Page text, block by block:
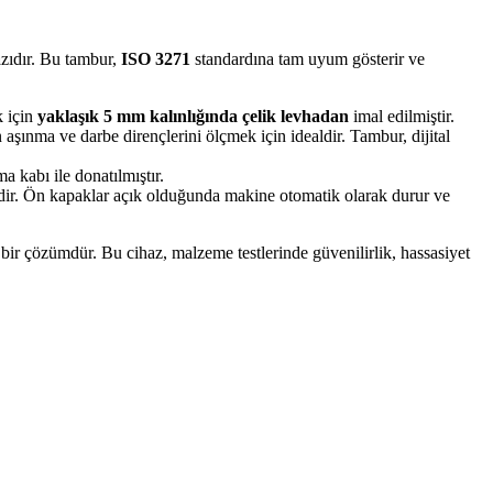
Bu tambur, ISO 3271 standardına tam uyum gösterir ve
için yaklaşık 5 mm kalınlığında çelik levhadan imal edilmiştir.
aşınma ve darbe dirençlerini ölçmek için idealdir. Tambur, dijital
kabı ile donatılmıştır.
Ön kapaklar açık olduğunda makine otomatik olarak durur ve
çözümdür. Bu cihaz, malzeme testlerinde güvenilirlik, hassasiyet